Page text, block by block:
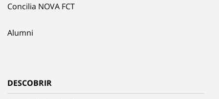
Concilia NOVA FCT
Alumni
DESCOBRIR